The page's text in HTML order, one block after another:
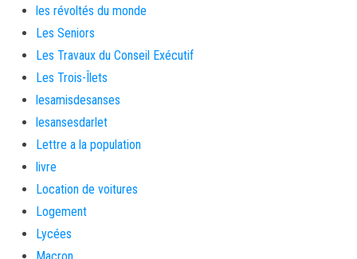
les révoltés du monde
Les Seniors
Les Travaux du Conseil Exécutif
Les Trois-Îlets
lesamisdesanses
lesansesdarlet
Lettre a la population
livre
Location de voitures
Logement
Lycées